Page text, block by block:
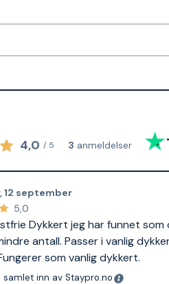
4,0 / 5 3 anmeldelser
,12 september
5,0
Dykkert jeg har funnet som
antall. Passer i vanlig
som vanlig dykkert.
inn av Staypro.no